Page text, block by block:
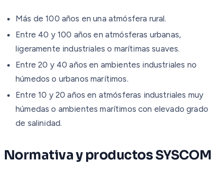
Más de 100 años en una atmósfera rural.
Entre 40 y 100 años en atmósferas urbanas,
ligeramente industriales o marítimas suaves.
Entre 20 y 40 años en ambientes industriales no
húmedos o urbanos marítimos.
Entre 10 y 20 años en atmósferas industriales muy
húmedas o ambientes marítimos con elevado grado
de salinidad.
Normativa y productos SYSCOM